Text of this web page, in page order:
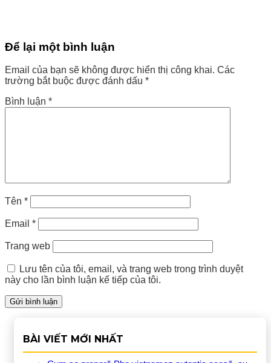
Để lại một bình luận
Email của bạn sẽ không được hiển thị công khai. Các
trường bắt buộc được đánh dấu *
Bình luận *
Tên *
Email *
Trang web
Lưu tên của tôi, email, và trang web trong trình duyệt
này cho lần bình luận kế tiếp của tôi.
BÀI VIẾT MỚI NHẤT